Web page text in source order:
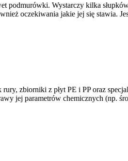
podmurówki. Wystarczy kilka
oczekiwania jakie jej się stawia.
zbiorniki z płyt PE i PP oraz
jej parametrów chemicznych (np.